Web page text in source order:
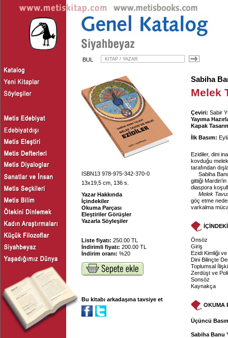
BUL
ISBN13 978-975-342-370-0
13x19,5 cm, 136 s.
Yazar Hakkında
İçindekiler
Okuma Parçası
Eleştiriler Görüşler
Yazarla Söyleşiler
Liste fiyatı: 250.00 TL
İndirimli fiyatı: 200.00 TL
İndirim oranı: %20
Bu kitabı arkadaşına tavsiye et
Sabiha
Melek
Çeviri: Sabir
Yayıma
Kapak
İlk Basım:
Ezidiler, dini
kovduğu
tarafından
Sabiha
gittiği
diaspora
Melek
göç etme
varkalma
Önsöz
Giriş
Ezidi Kimliği
Dini Bilinçte
Toplumsal
Zerdüşt ve
Sonsöz
Kaynakça
OKUMA
Üçüncü
Sabiha Banu